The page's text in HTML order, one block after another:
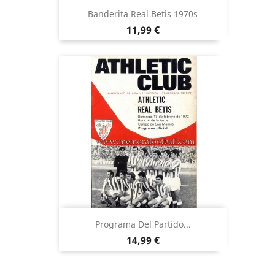
Banderita Real Betis 1970s
Precio
11,99 €
Programa Del Partido...
Precio
14,99 €